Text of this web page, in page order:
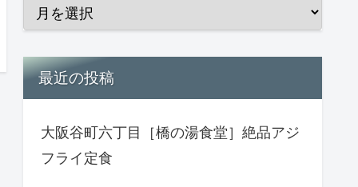
最近の投稿
大阪谷町六丁目［橋の湯食堂］絶品アジ
フライ定食